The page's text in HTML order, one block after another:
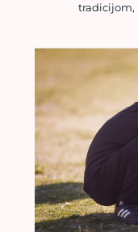
tradicijom,